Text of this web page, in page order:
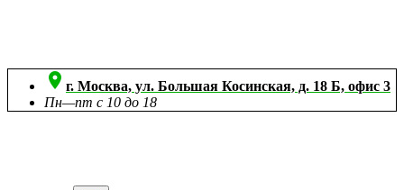
 г. Москва, ул. Большая Косинская, д. 18 Б, офис 3
Пн—пт с 10 до 18